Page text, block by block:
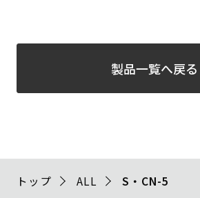
製品一覧へ戻る
トップ ALL S・CN-5